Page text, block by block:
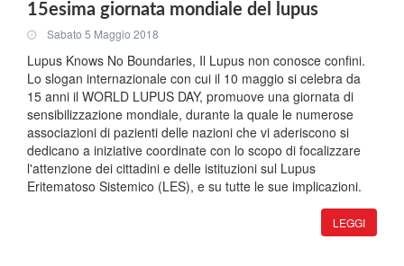
15esima giornata mondiale del lupus
Sabato 5 Maggio 2018
Lupus Knows No Boundaries, Il Lupus non conosce confini.
Lo slogan internazionale con cui il 10 maggio si celebra da
15 anni il WORLD LUPUS DAY, promuove una giornata di
sensibilizzazione mondiale, durante la quale le numerose
associazioni di pazienti delle nazioni che vi aderiscono si
dedicano a iniziative coordinate con lo scopo di focalizzare
l'attenzione dei cittadini e delle istituzioni sul Lupus
Eritematoso Sistemico (LES), e su tutte le sue implicazioni.
LEGGI